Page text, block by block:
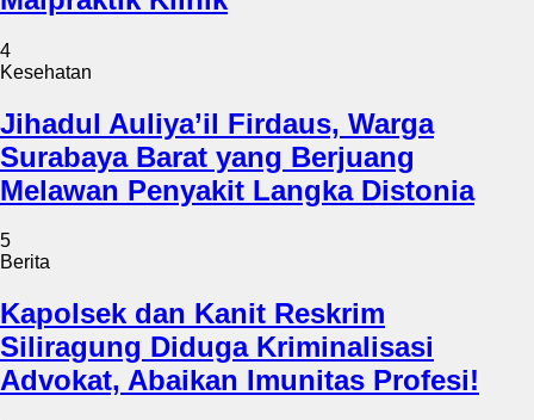
4
Kesehatan
Jihadul Auliya’il Firdaus, Warga
Surabaya Barat yang Berjuang
Melawan Penyakit Langka Distonia
5
Berita
Kapolsek dan Kanit Reskrim
Siliragung Diduga Kriminalisasi
Advokat, Abaikan Imunitas Profesi!